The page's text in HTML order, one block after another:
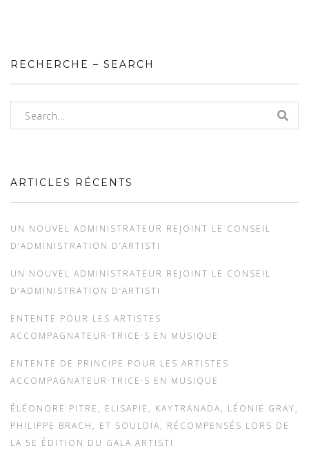
RECHERCHE – SEARCH
ARTICLES RÉCENTS
UN NOUVEL ADMINISTRATEUR REJOINT LE CONSEIL
D’ADMINISTRATION D’ARTISTI
UN NOUVEL ADMINISTRATEUR REJOINT LE CONSEIL
D’ADMINISTRATION D’ARTISTI
ENTENTE POUR LES ARTISTES
ACCOMPAGNATEUR·TRICE·S EN MUSIQUE
ENTENTE DE PRINCIPE POUR LES ARTISTES
ACCOMPAGNATEUR·TRICE·S EN MUSIQUE
ÉLÉONORE PITRE, ELISAPIE, KAYTRANADA, LÉONIE GRAY,
PHILIPPE BRACH, ET SOULDIA, RÉCOMPENSÉS LORS DE
LA 5E ÉDITION DU GALA ARTISTI